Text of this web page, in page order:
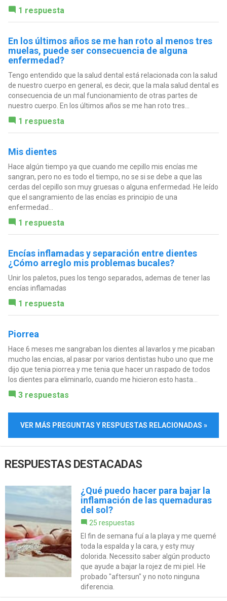
1 respuesta
En los últimos años se me han roto al menos tres
muelas, puede ser consecuencia de alguna
enfermedad?
Tengo entendido que la salud dental está relacionada con la salud
de nuestro cuerpo en general, es decir, que la mala salud dental es
consecuencia de un mal funcionamiento de otras partes de
nuestro cuerpo. En los últimos años se me han roto tres...
1 respuesta
Mis dientes
Hace algún tiempo ya que cuando me cepillo mis encías me
sangran, pero no es todo el tiempo, no se si se debe a que las
cerdas del cepillo son muy gruesas o alguna enfermedad. He leído
que el sangramiento de las encías es principio de una
enfermedad...
1 respuesta
Encías inflamadas y separación entre dientes
¿Cómo arreglo mis problemas bucales?
Unir los paletos, pues los tengo separados, ademas de tener las
encías inflamadas
1 respuesta
Piorrea
Hace 6 meses me sangraban los dientes al lavarlos y me picaban
mucho las encias, al pasar por varios dentistas hubo uno que me
dijo que tenia piorrea y me tenia que hacer un raspado de todos
los dientes para eliminarlo, cuando me hicieron esto hasta...
3 respuestas
VER MÁS PREGUNTAS Y RESPUESTAS RELACIONADAS »
RESPUESTAS DESTACADAS
¿Qué puedo hacer para bajar la
inflamación de las quemaduras
del sol?
25 respuestas
El fin de semana fuí a la playa y me quemé
toda la espalda y la cara, y esty muy
dolorida. Necessito saber algún producto
que ayude a bajar la rojez de mi piel. He
probado "aftersun" y no noto ninguna
diferencia.